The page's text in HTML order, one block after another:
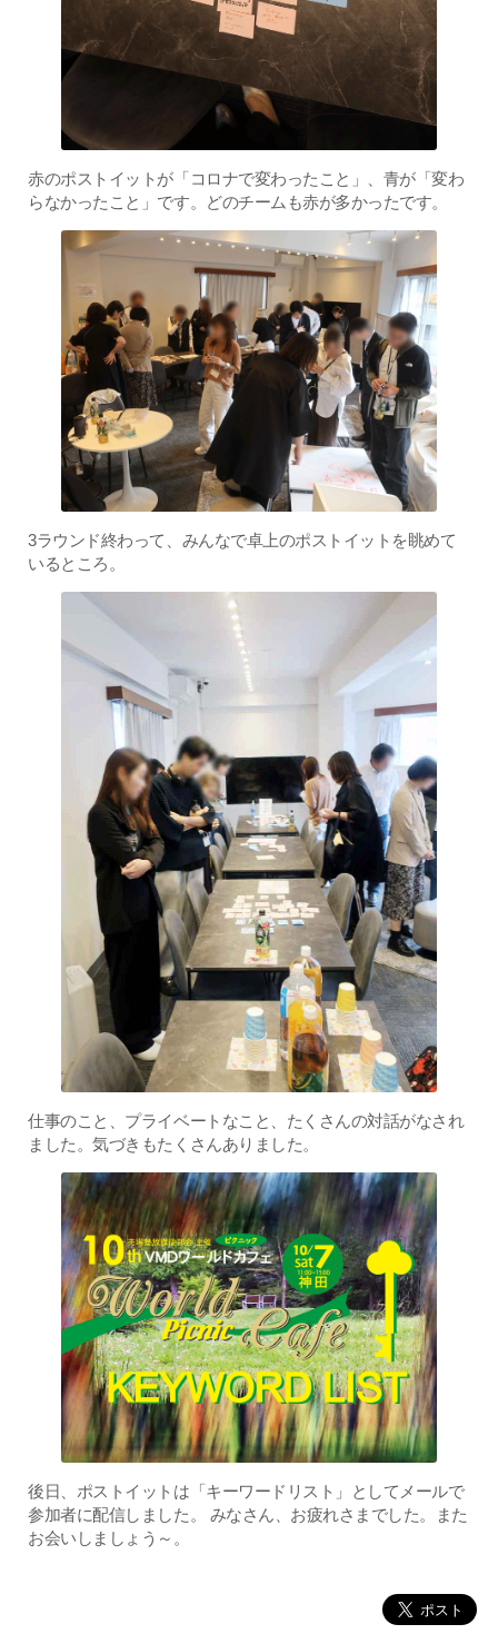
赤のポストイットが「コロナで変わったこと」、青が「変わ
らなかったこと」です。どのチームも赤が多かったです。
3ラウンド終わって、みんなで卓上のポストイットを眺めて
いるところ。
仕事のこと、プライベートなこと、たくさんの対話がなされ
ました。気づきもたくさんありました。
後日、ポストイットは「キーワードリスト」としてメールで
参加者に配信しました。 みなさん、お疲れさまでした。また
お会いしましょう～。